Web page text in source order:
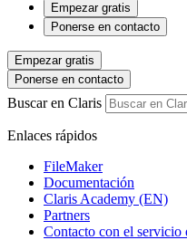
Empezar gratis
Ponerse en contacto
Empezar gratis
Ponerse en contacto
Buscar en Claris
Enlaces rápidos
FileMaker
Documentación
Claris Academy (EN)
Partners
Contacto con el servicio